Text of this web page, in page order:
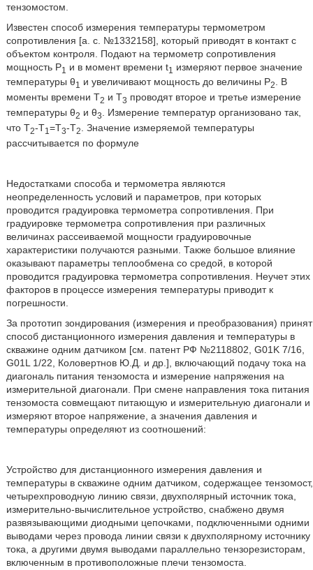
тензомостом.
Известен способ измерения температуры термометром
сопротивления [а. с. №1332158], который приводят в контакт с
объектом контроля. Подают на термометр сопротивления
мощность Р1 и в момент времени t1
измеряют первое значение
температуры θ1 и увеличивают мощность до величины Р2. В
моменты времени Т2 и Т3 проводят второе и третье измерение
температуры θ2 и θ3
. Измерение температур организовано так,
что Т2-Т1 =Т3-Т2
. Значение измеряемой температуры
рассчитывается по формуле
Недостатками способа и термометра являются
неопределенность условий и параметров, при которых
проводится градуировка термометра сопротивления. При
градуировке термометра сопротивления при различных
величинах рассеиваемой мощности градуировочные
характеристики получаются разными. Также большое влияние
оказывают параметры теплообмена со средой, в которой
проводится градуировка термометра сопротивления. Неучет этих
факторов в процессе измерения температуры приводит к
погрешности.
За прототип зондирования (измерения и преобразования) принят
способ дистанционного измерения давления и температуры в
скважине одним датчиком [см. патент РФ №2118802, G01K 7/16,
G01L 1/22, Коловертнов Ю.Д. и др.], включающий подачу тока на
диагональ питания тензомоста и измерение напряжения на
измерительной диагонали. При смене направления тока питания
тензомоста совмещают питающую и измерительную диагонали и
измеряют второе напряжение, а значения давления и
температуры определяют из соотношений:
Устройство для дистанционного измерения давления и
температуры в скважине одним датчиком, содержащее тензомост,
четырехпроводную линию связи, двухполярный источник тока,
измерительно-вычислительное устройство, снабжено двумя
развязывающими диодными цепочками, подключенными одними
выводами через провода линии связи к двухполярному источнику
тока, а другими двумя выводами параллельно тензорезисторам,
включенным в противоположные плечи тензомоста.